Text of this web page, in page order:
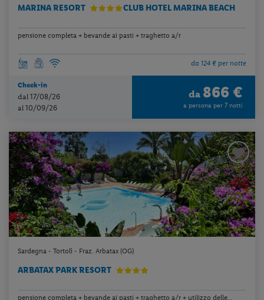
MARINA RESORT CLUB HOTEL MARINA BEACH
pensione completa + bevande ai pasti + traghetto a/r
da 124 € per notte
Check-in
dal 17/08/26
al 10/09/26
da 866 €
a persona per 7 notti
Sardegna - Tortolì - Fraz. Arbatax (OG)
ARBATAX PARK RESORT
pensione completa + bevande ai pasti + traghetto a/r + utilizzo delle...